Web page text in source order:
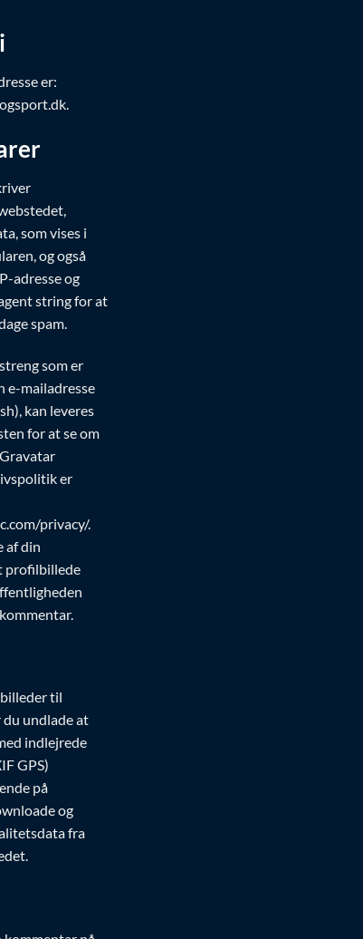
er:
som vises i
og også
adresse og
string for at
spam.
som er
e-mailadresse
kan leveres
for at se om
er
privacy/.
af din
profilbillede
til
du undlade at
indlejrede
GPS)
på
og
fra